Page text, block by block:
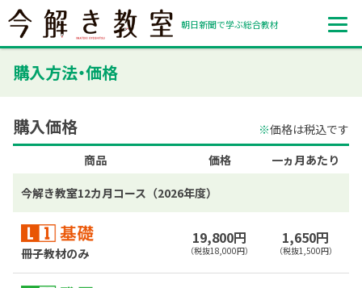
朝日新聞で学ぶ総合教材
購入方法・価格
購入価格 ※価格は税込です
商品
価格 一ヵ月あたり
今解き教室12カ月コース（2026年度）
冊子教材のみ
19,800円
（税抜18,000円）
1,650円
（税抜1,500円）